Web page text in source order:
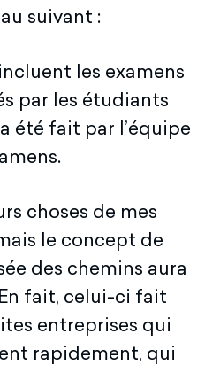
suivant :
les examens
par les étudiants
été fait par l’équipe
choses de mes
le concept de
des chemins aura
En fait, celui-ci fait
entreprises qui
rapidement, qui